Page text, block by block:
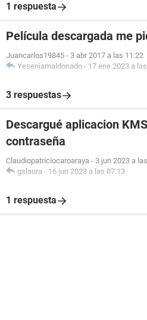
1 respuesta
Película descargada me
Juancarlos19845 - 3 abr 2017 a las 11:22
Yeseniamaldonado - 17 ene 2023 a
3 respuestas
Descargué aplicacion
contraseña
Claudiopatriciocaroaraya - 3 jun 2023 a
gslaura - 16 jun 2023 a las 07:13
1 respuesta